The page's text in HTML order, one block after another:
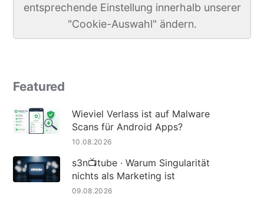
entsprechende Einstellung innerhalb unserer
"Cookie-Auswahl" ändern.
Featured
Wieviel Verlass ist auf Malware
Scans für Android Apps?
10.08.2026
s3n📺tube · Warum Singularität
nichts als Marketing ist
09.08.2026